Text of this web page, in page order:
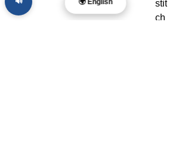
stit
ch
🌍 English